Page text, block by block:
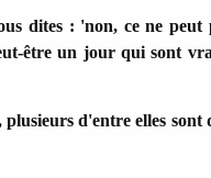
dites : 'non, ce ne
être un jour qui sont
d'entre elles